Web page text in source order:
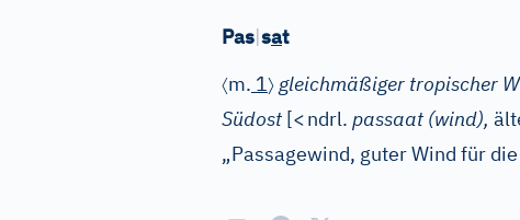
Pas|sat
〈m. 1〉gleichmäßiger tropischer
Südost [<ndrl. passaat (wind),
„Passagewind, guter Wind für